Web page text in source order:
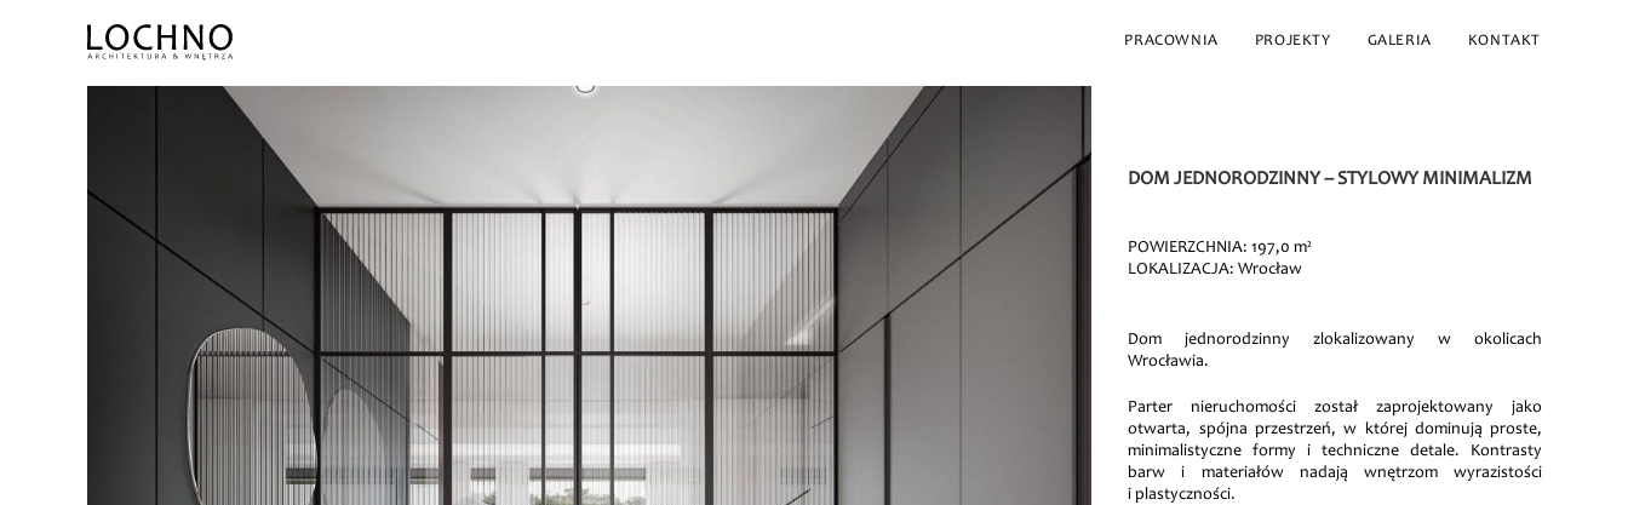
PRACOWNIA PROJEKTY GALERIA KONTAKT
DOM JEDNORODZINNY – STYLOWY MINIMALIZM
POWIERZCHNIA: 197,0 m²
LOKALIZACJA: Wrocław
Dom jednorodzinny zlokalizowany w okolicach
Wrocławia.
Parter nieruchomości został zaprojektowany jako
otwarta, spójna przestrzeń, w której dominują proste,
minimalistyczne formy i techniczne detale. Kontrasty
barw i materiałów nadają wnętrzom wyrazistości
i plastyczności.